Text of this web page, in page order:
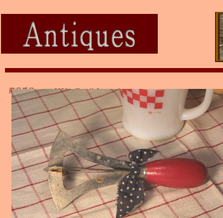
商品番号：ａｔ2928 フードチョッパー